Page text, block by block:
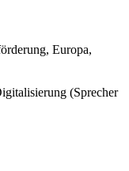
Europa,
(Sprecher